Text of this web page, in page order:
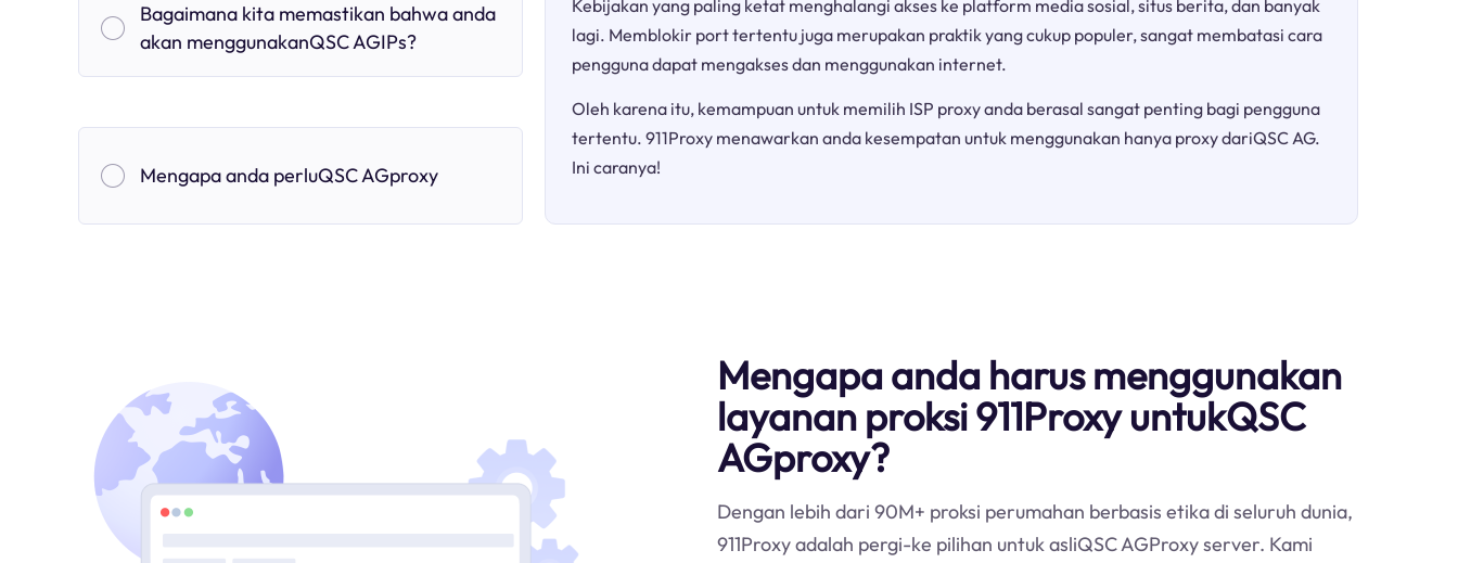
Bagaimana kita memastikan bahwa anda
akan menggunakanQSC AGIPs?
Mengapa anda perluQSC AGproxy
Kebijakan yang paling ketat menghalangi akses ke platform media sosial, situs berita, dan banyak
lagi. Memblokir port tertentu juga merupakan praktik yang cukup populer, sangat membatasi cara
pengguna dapat mengakses dan menggunakan internet.
Oleh karena itu, kemampuan untuk memilih ISP proxy anda berasal sangat penting bagi pengguna
tertentu. 911Proxy menawarkan anda kesempatan untuk menggunakan hanya proxy dariQSC AG.
Ini caranya!
Mengapa anda harus menggunakan
layanan proksi 911Proxy untukQSC
AGproxy?
Dengan lebih dari 90M+ proksi perumahan berbasis etika di seluruh dunia,
911Proxy adalah pergi-ke pilihan untuk asliQSC AGProxy server. Kami